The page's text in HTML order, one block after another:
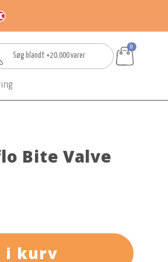
0
Bite Valve
i kurv